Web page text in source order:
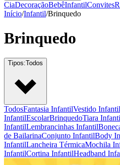
CiaDecoraçãoBebêInfantilConvites
Início/Infantil/Brinquedo
Brinquedo
Tipos:Todos
TodosFantasia InfantilVestido Infantil
InfantilEscolarBrinquedoTiara
InfantilLembrancinhas Infantil
de BailarinaConjunto InfantilBody
InfantilLancheira TérmicaMochila
InfantilCortina InfantilHeadband